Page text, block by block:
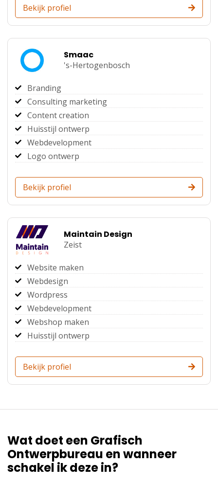
Bekijk profiel
Smaac
's-Hertogenbosch
Branding
Consulting marketing
Content creation
Huisstijl ontwerp
Webdevelopment
Logo ontwerp
Bekijk profiel
Maintain Design
Zeist
Website maken
Webdesign
Wordpress
Webdevelopment
Webshop maken
Huisstijl ontwerp
Bekijk profiel
Wat doet een Grafisch
Ontwerpbureau en wanneer
schakel ik deze in?